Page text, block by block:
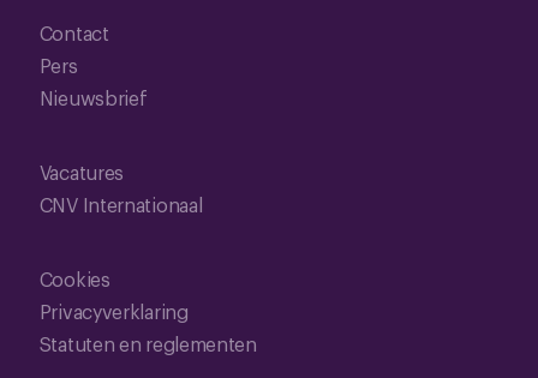
Contact
Pers
Nieuwsbrief
Vacatures
CNV Internationaal
Cookies
Privacyverklaring
Statuten en reglementen